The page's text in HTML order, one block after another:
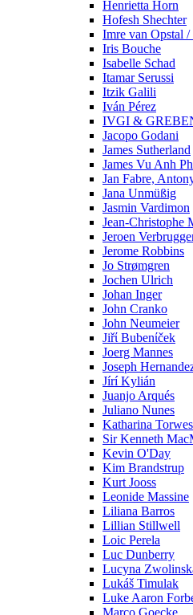
Henrietta Horn
Hofesh Shechter
Imre van Opstal
Iris Bouche
Isabelle Schad
Itamar Serussi
Itzik Galili
Iván Pérez
IVGI &
Jacopo Godani
James Sutherland
James Vu Anh
Jan Fabre,
Jana Unmüßig
Jasmin Vardimon
Jean-Christophe
Jeroen
Jerome Robbins
Jo Strømgren
Jochen Ulrich
Johan Inger
John Cranko
John Neumeier
Jiřί Bubenίček
Joerg Mannes
Joseph
Jírí Kylián
Juanjo Arqués
Juliano Nunes
Katharina
Sir Kenneth
Kevin O'Day
Kim Brandstrup
Kurt Jooss
Leonide Massine
Liliana Barros
Lillian Stillwell
Loic Perela
Luc Dunberry
Lucyna
Lukáš Timulak
Luke Aaron
Marco Goecke